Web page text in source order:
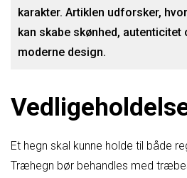
karakter. Artiklen udforsker,
kan skabe skønhed,
moderne design.
Et hegn skal kunne holde til både
Træhegn bør behandles med